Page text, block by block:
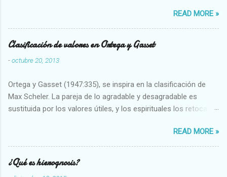
READ MORE »
Clasificación de valores en Ortega y Gasset
-octubre 20, 2013
Ortega y Gasset (1947:335), se inspira en la clasificación de
Max Scheler. La pareja de lo agradable y desagradable es
sustituida por los valores útiles, y los espirituales los retoca.
Abundante-Escaso,etc 2 VITALES Sano-Enfermo Selecto-
Vulgar Enérgico-Inerte Fuerte-Débil,etc. 3 ESPIRITUALES a)
Intelectuales Conocimiento-Error Exacto-Aproximado
Evidente-Probable,etc b) Morales Bueno-malo Bondadoso-
READ MORE »
¿Qué es hierognosis?